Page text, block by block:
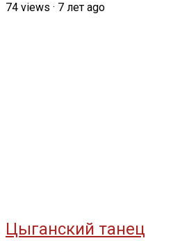
74 views · 7 лет ago
Цыганский танец